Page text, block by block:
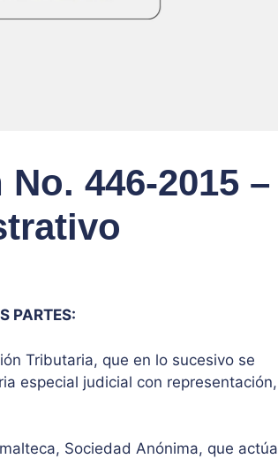
446-2015 –
PARTES:
Tributaria, que en lo sucesivo se
especial judicial con representación,
Sociedad Anónima, que actúa